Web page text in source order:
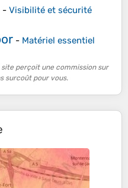
- Visibilité et sécurité
- Matériel essentiel
perçoit une commission sur
surcoût pour vous.